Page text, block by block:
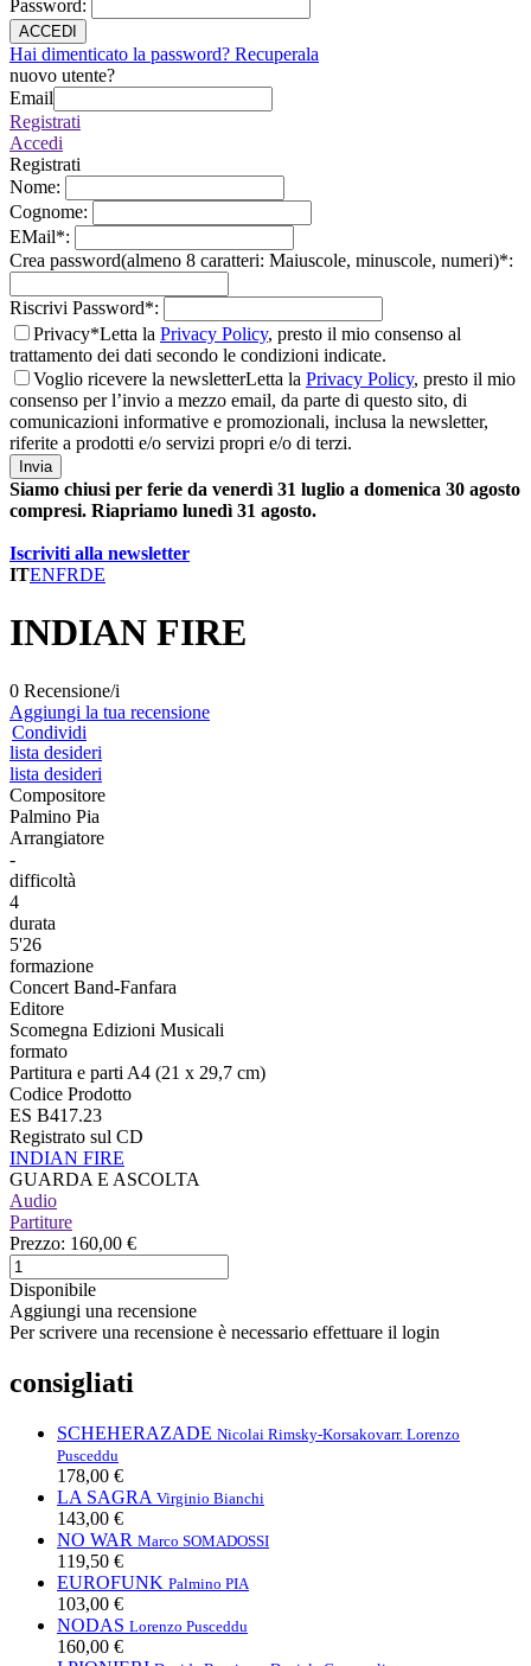
Password:
ACCEDI
Hai dimenticato la password? Recuperala
nuovo utente?
Email
Registrati
Accedi
Registrati
Nome:
Cognome:
EMail*:
Crea password(almeno 8 caratteri: Maiuscole, minuscole, numeri)*:
Riscrivi Password*:
Privacy*Letta la Privacy Policy, presto il mio consenso al
trattamento dei dati secondo le condizioni indicate.
Voglio ricevere la newsletterLetta la Privacy Policy, presto il mio
consenso per l’invio a mezzo email, da parte di questo sito, di
comunicazioni informative e promozionali, inclusa la newsletter,
riferite a prodotti e/o servizi propri e/o di terzi.
Invia
Siamo chiusi per ferie da venerdì 31 luglio a domenica 30 agosto
compresi. Riapriamo lunedì 31 agosto.
Iscriviti alla newsletter
ITENFRDE
INDIAN FIRE
0 Recensione/i
Aggiungi la tua recensione
Condividi
lista desideri
lista desideri
Compositore
Palmino Pia
Arrangiatore
-
difficoltà
4
durata
5'26
formazione
Concert Band-Fanfara
Editore
Scomegna Edizioni Musicali
formato
Partitura e parti A4 (21 x 29,7 cm)
Codice Prodotto
ES B417.23
Registrato sul CD
INDIAN FIRE
GUARDA E ASCOLTA
Audio
Partiture
Prezzo: 160,00 €
Disponibile
Aggiungi una recensione
Per scrivere una recensione è necessario effettuare il login
consigliati
SCHEHERAZADE Nicolai Rimsky-Korsakovarr. Lorenzo
Pusceddu
178,00 €
LA SAGRA Virginio Bianchi
143,00 €
NO WAR Marco SOMADOSSI
119,50 €
EUROFUNK Palmino PIA
103,00 €
NODAS Lorenzo Pusceddu
160,00 €